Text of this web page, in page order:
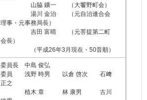
山脇 鑛一 （大饗野町会）
湯川 金治 （元自治連合会
理事・元事務局長）
吉田 富晴 （元菩提第二町
会長）
（平成26年3月現在・50音順）
委員長 中島 俊弘
委員 浅野 時男 以倉 啓次 石﨑
正之
植木 章 林 康男 古川